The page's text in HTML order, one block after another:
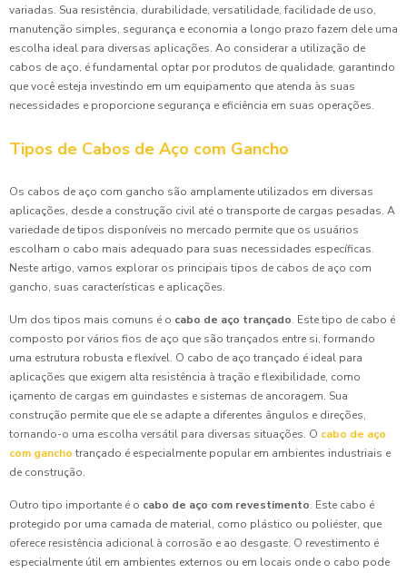
variadas. Sua resistência, durabilidade, versatilidade, facilidade de uso,
manutenção simples, segurança e economia a longo prazo fazem dele uma
escolha ideal para diversas aplicações. Ao considerar a utilização de
cabos de aço, é fundamental optar por produtos de qualidade, garantindo
que você esteja investindo em um equipamento que atenda às suas
necessidades e proporcione segurança e eficiência em suas operações.
Tipos de Cabos de Aço com Gancho
Os cabos de aço com gancho são amplamente utilizados em diversas
aplicações, desde a construção civil até o transporte de cargas pesadas. A
variedade de tipos disponíveis no mercado permite que os usuários
escolham o cabo mais adequado para suas necessidades específicas.
Neste artigo, vamos explorar os principais tipos de cabos de aço com
gancho, suas características e aplicações.
Um dos tipos mais comuns é o cabo de aço trançado. Este tipo de cabo é
composto por vários fios de aço que são trançados entre si, formando
uma estrutura robusta e flexível. O cabo de aço trançado é ideal para
aplicações que exigem alta resistência à tração e flexibilidade, como
içamento de cargas em guindastes e sistemas de ancoragem. Sua
construção permite que ele se adapte a diferentes ângulos e direções,
tornando-o uma escolha versátil para diversas situações. O cabo de aço
com gancho trançado é especialmente popular em ambientes industriais e
de construção.
Outro tipo importante é o cabo de aço com revestimento. Este cabo é
protegido por uma camada de material, como plástico ou poliéster, que
oferece resistência adicional à corrosão e ao desgaste. O revestimento é
especialmente útil em ambientes externos ou em locais onde o cabo pode